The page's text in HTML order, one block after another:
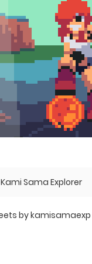
Kami Sama Explorer
by kamisamaexp